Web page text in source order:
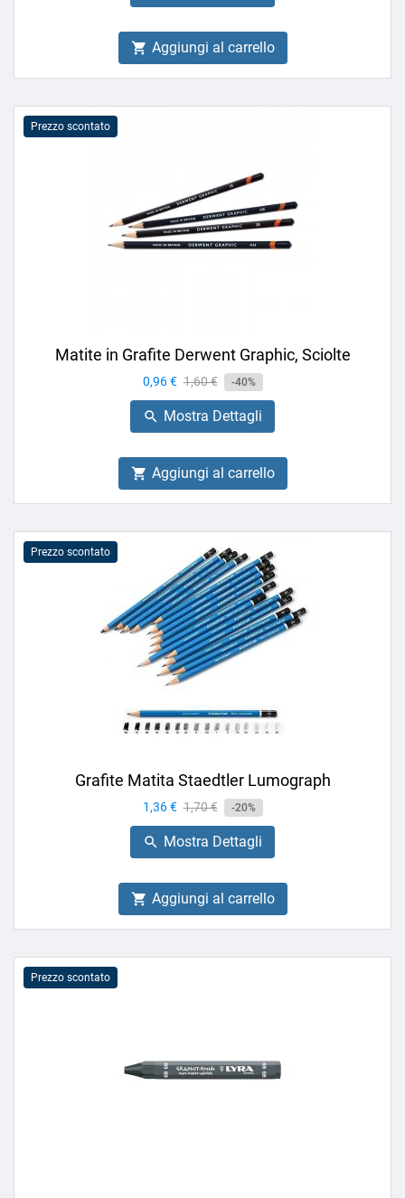
 Aggiungi al carrello
Prezzo scontato
Matite in Grafite Derwent Graphic, Sciolte
Prezzo
0,96 € Prezzo
base
1,60 € -40%
 Mostra Dettagli
 Aggiungi al carrello
Prezzo scontato
Grafite Matita Staedtler Lumograph
Prezzo
1,36 € Prezzo
base
1,70 € -20%
 Mostra Dettagli
 Aggiungi al carrello
Prezzo scontato